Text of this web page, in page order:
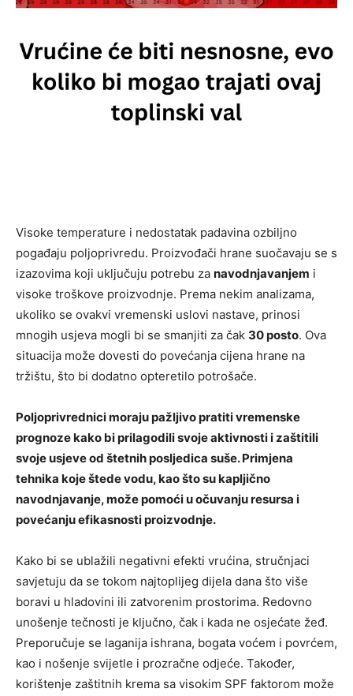
Visoke temperature i nedostatak padavina ozbiljno
pogađaju poljoprivredu. Proizvođači hrane suočavaju se s
izazovima koji uključuju potrebu za navodnjavanjem i
visoke troškove proizvodnje. Prema nekim analizama,
ukoliko se ovakvi vremenski uslovi nastave, prinosi
mnogih usjeva mogli bi se smanjiti za čak 30 posto. Ova
situacija može dovesti do povećanja cijena hrane na
tržištu, što bi dodatno opteretilo potrošače.
Poljoprivrednici moraju pažljivo pratiti vremenske
prognoze kako bi prilagodili svoje aktivnosti i zaštitili
svoje usjeve od štetnih posljedica suše. Primjena
tehnika koje štede vodu, kao što su kapljično
navodnjavanje, može pomoći u očuvanju resursa i
povećanju efikasnosti proizvodnje.
Kako bi se ublažili negativni efekti vrućina, stručnjaci
savjetuju da se tokom najtoplijeg dijela dana što više
boravi u hladovini ili zatvorenim prostorima. Redovno
unošenje tečnosti je ključno, čak i kada ne osjećate žeđ.
Preporučuje se laganija ishrana, bogata voćem i povrćem,
kao i nošenje svijetle i prozračne odjeće. Također,
korištenje zaštitnih krema sa visokim SPF faktorom može